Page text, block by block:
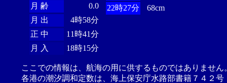
月 齢
0.0
月 出
4時58分
正 中
11時41分
月 入
18時15分
22時27分
68cm
ここでの情報は、航海の用に供するものではありませ
各港の潮汐調和定数は、海上保安庁水路部書籍７４２